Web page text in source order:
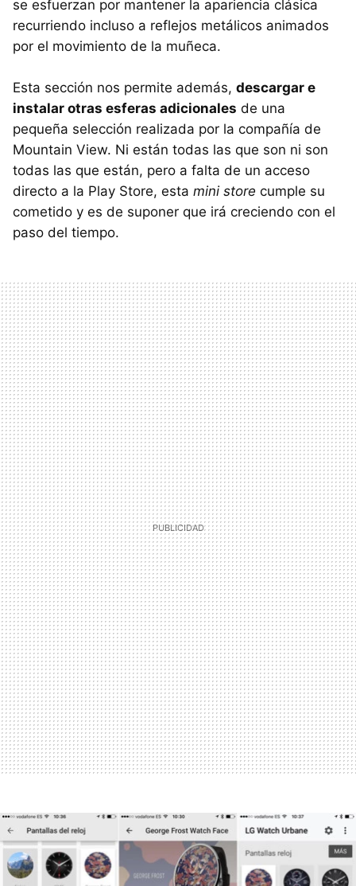
se esfuerzan por mantener la apariencia clásica
recurriendo incluso a reflejos metálicos animados
por el movimiento de la muñeca.
Esta sección nos permite además, descargar e
instalar otras esferas adicionales de una
pequeña selección realizada por la compañía de
Mountain View. Ni están todas las que son ni son
todas las que están, pero a falta de un acceso
directo a la Play Store, esta mini store cumple su
cometido y es de suponer que irá creciendo con el
paso del tiempo.